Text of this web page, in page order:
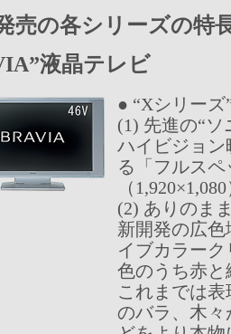
売の各シリーズの特
液晶テレビ
● “Xシリーズ
(1) 先進の“
ハイビジョ
る「フルス
（
(2) ありのま
新開発の広
イブカラー
色のうち赤
これまでは
のバラ、木